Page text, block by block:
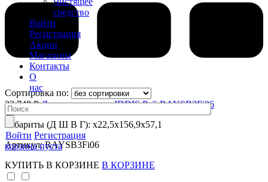
средство
Войти
Регистрация
Акции
Магазины
Контакты
О
нас
Войти Регистрация
корзина пуста
Сортировка по:
23 748 РДушевая система IDDIS Рэй RAYSB3Fi06
Габариты (Д Ш В Г): x22,5x156,9x57,1
Артикул: RAYSB3Fi06
КУПИТЬ В КОРЗИНЕ В КОРЗИНЕ